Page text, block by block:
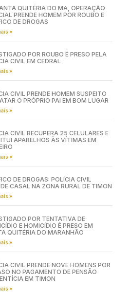
QUITÉRIA DO MA, OPERAÇÃO
PRENDE HOMEM POR ROUBO E
DE DROGAS
»
POR ROUBO É PRESO PELA
CIVIL EM CEDRAL
»
CIVIL PRENDE HOMEM SUSPEITO
O PRÓPRIO PAI EM BOM LUGAR
»
CIVIL RECUPERA 25 CELULARES E
APARELHOS ÀS VÍTIMAS EM
»
DE DROGAS: POLÍCIA CIVIL
CASAL NA ZONA RURAL DE TIMON
»
POR TENTATIVA DE
E HOMICÍDIO É PRESO EM
QUITÉRIA DO MARANHÃO
»
CIVIL PRENDE NOVE HOMENS POR
NO PAGAMENTO DE PENSÃO
EM TIMON
»